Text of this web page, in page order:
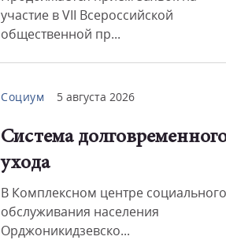
участие в VII Всероссийской
общественной пр...
Социум 5 августа 2026
Система
ухода
В Комплексном центре социального
обслуживания населения
Орджоникидзевско...